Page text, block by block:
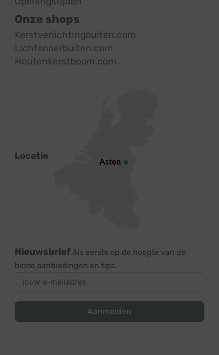
Onze shops
Kerstverlichtingbuiten.com
Lichtsnoerbuiten.com
Houtenkerstboom.com
Locatie
Nieuwsbrief Als eerste op de hoogte van de
beste aanbiedingen en tips.
Aanmelden